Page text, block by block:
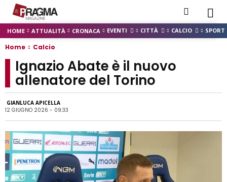
HOME ATTUALITÀ CRONACA EVENTI CITTÀ CALCIO SPORT
Home Calcio
Ignazio Abate è il nuovo
allenatore del Torino
GIANLUCA APICELLA
12 GIUGNO 2026 - 09:33